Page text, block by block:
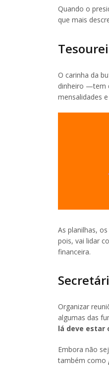
Quando o
que mais
O carinha da
dinheiro —tem
mensalidades
As planilhas,
pois, vai lidar
financeira.
Organizar
algumas das
lá deve estar
Embora não
também como